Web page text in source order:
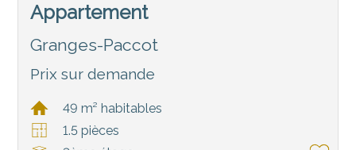
Appartement
Granges-Paccot
Prix sur demande
49 m² habitables
1.5 pièces